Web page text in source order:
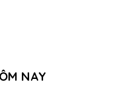
NAY